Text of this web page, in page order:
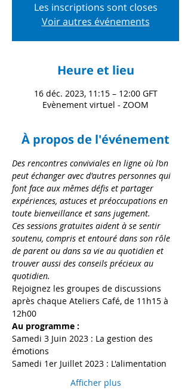
Les inscriptions sont closes
Voir autres événements
Heure et lieu
16 déc. 2023, 11:15 – 12:00 GFT
Evènement virtuel - ZOOM
À propos de l'événement
Des rencontres conviviales en ligne où l’on
peut échanger avec d'autres personnes qui
font face aux mêmes défis et partager
expériences, astuces et préoccupations en
toute bienveillance et sans jugement.
Ces sessions gratuites aident à se sentir
soutenu, compris et entouré dans son rôle
de parent ou dans sa vie au quotidien et
trouver aussi des conseils précieux au
quotidien.
Rejoignez les groupes de discussions
après chaque Ateliers Café, de 11h15 à
12h00
Au programme :
Samedi 3 Juin 2023 : La gestion des
émotions
Samedi 1er Juillet 2023 : L'alimentation
Afficher plus